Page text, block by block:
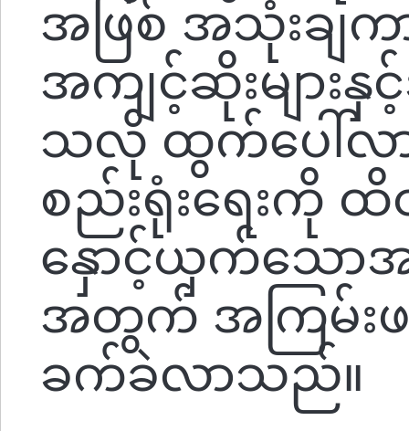
အဖြစ် အသုံးချ
အကျင့်ဆိုးများ
သလို ထွက်ပေါ်လ
စည်းရုံးရေးကို
နှောင့်ယှက်သောအ
အတွက် အကြမ်း
ခက်ခဲလာသည်။